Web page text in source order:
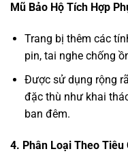
Mũ Bảo Hộ Tích Hợp
Trang bị thêm các
pin, tai nghe chống
Được sử dụng rộng
đặc thù như khai
ban đêm.
4. Phân Loại Theo Tiêu